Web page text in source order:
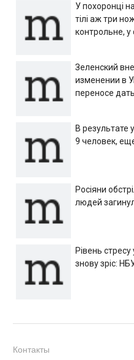
У похоронці
тілі аж три
контрольне,
Зеленский
изменении в
переносе
В результате
9 человек,
Росіяни
людей
Рівень стресу
знову зріс:
Контакты